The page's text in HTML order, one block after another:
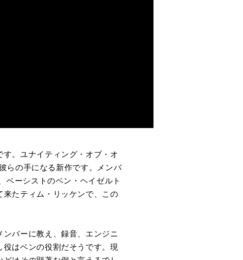
。ユナイティング・オブ・オ
らの手になる新作です。メンバ
ベーシストのベン・ヘイゼルト
たティム・リッケンで、この
バーに教え、録音、エンジニ
はベンの役割だそうです。現